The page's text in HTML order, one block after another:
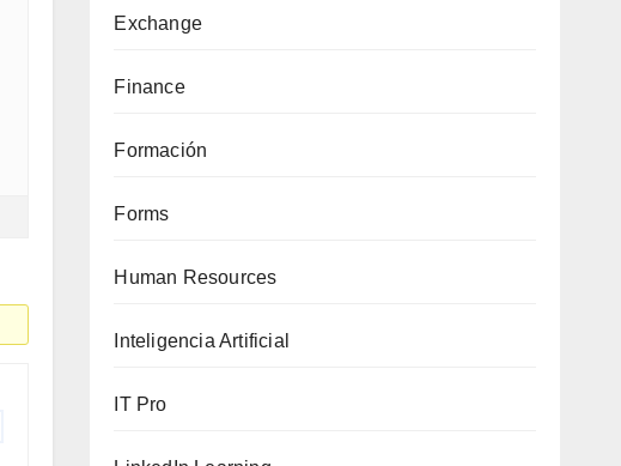
Exchange
Finance
Formación
Forms
Human Resources
Inteligencia Artificial
IT Pro